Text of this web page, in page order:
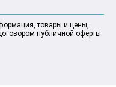
товары и цены,
публичной оферты